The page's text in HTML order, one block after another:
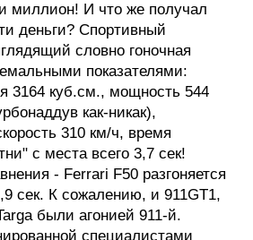
миллион! И что же получал
деньги? Спортивный
словно гоночная
показателями:
3164 куб.см., мощность 544
как-никак),
310 км/ч, время
с места всего 3,7 сек!
- Ferrari F50 разгоняется
сек. К сожалению, и 911GT1,
были агонией 911-й.
специалистами